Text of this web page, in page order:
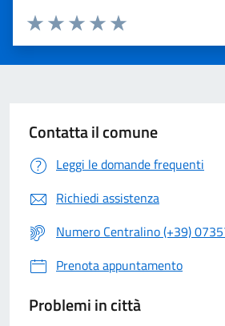
Valuta 5 stelle su 5
Valuta 4 stelle su 5
Valuta 3 stelle su 5
Valuta 2 stelle su 5
Valuta 1 stelle su 5
Contatta il comune
Leggi le domande frequenti
Richiedi assistenza
Numero Centralino (+39)
Prenota appuntamento
Problemi in città